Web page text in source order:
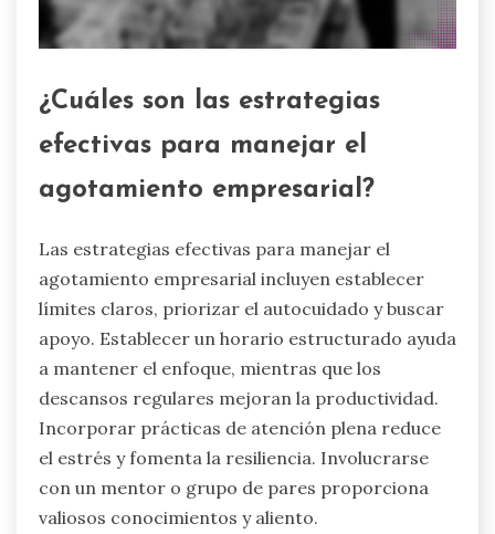
¿Cuáles son las estrategias
efectivas para manejar el
agotamiento empresarial?
Las estrategias efectivas para manejar el
agotamiento empresarial incluyen establecer
límites claros, priorizar el autocuidado y buscar
apoyo. Establecer un horario estructurado ayuda
a mantener el enfoque, mientras que los
descansos regulares mejoran la productividad.
Incorporar prácticas de atención plena reduce
el estrés y fomenta la resiliencia. Involucrarse
con un mentor o grupo de pares proporciona
valiosos conocimientos y aliento.